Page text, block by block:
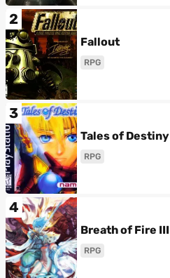
2
Fallout
RPG
3
Tales of Destiny
RPG
4
Breath of Fire III
RPG